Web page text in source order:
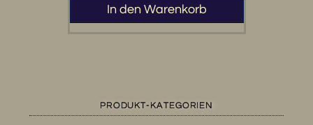
In den Warenkorb
PRODUKT-KATEGORIEN